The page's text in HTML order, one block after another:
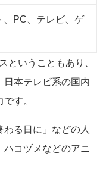
、PC、テレビ、ゲ
ということもあり、
日本テレビ系の国内
す。
わる日に」などの人
コヅメなどのアニ